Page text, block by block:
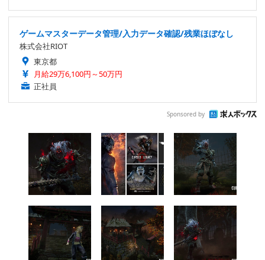
ゲームマスターデータ管理/入力データ確認/残業ほぼなし
株式会社RIOT
東京都
月給29万6,100円～50万円
正社員
Sponsored by